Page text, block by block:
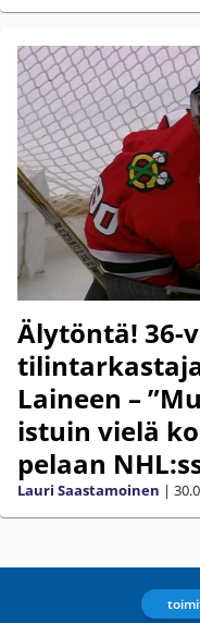
Älytöntä! 36-
Laineen –
istuin vielä
pelaan
Lauri Saastamoinen |